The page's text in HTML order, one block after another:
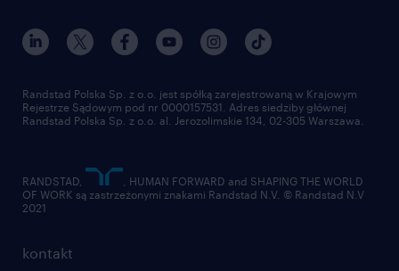
kontakt
Randstad Polska Sp. z o.o. jest spółką zarejestrowaną w Krajowym
Rejestrze Sądowym pod nr 0000157531. Adres siedziby głównej
Randstad Polska Sp. z o.o. al. Jerozolimskie 134, 02-305 Warszawa.
RANDSTAD,
, HUMAN FORWARD and SHAPING THE WORLD
OF WORK są zastrzeżonymi znakami Randstad N.V. © Randstad N.V
2021